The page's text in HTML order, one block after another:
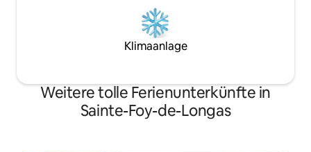
Klimaanlage
Weitere tolle Ferienunterkünfte in
Sainte-Foy-de-Longas